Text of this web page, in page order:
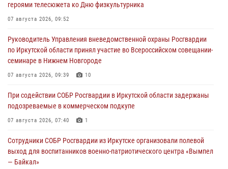
героями телесюжета ко Дню физкультурника
07 августа 2026, 09:52
Руководитель Управления вневедомственной охраны Росгвардии
по Иркутской области принял участие во Всероссийском совещании-
семинаре в Нижнем Новгороде
07 августа 2026, 09:39 10
При содействии СОБР Росгвардии в Иркутской области задержаны
подозреваемые в коммерческом подкупе
07 августа 2026, 07:40 1
Сотрудники СОБР Росгвардии из Иркутске организовали полевой
выход для воспитанников военно-патриотического центра «Вымпел
— Байкал»